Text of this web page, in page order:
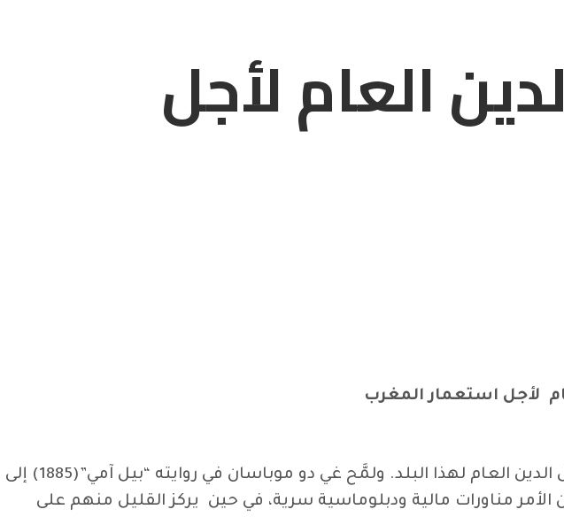
العام لأجل
لأجل استعمار المغرب
لقد بات معروفا على نطاق واسع، أن الحماية الفرنسية على المغرب تم كسبها بفضل الدين العام لهذا البلد. ولمَّح غي دو موباسان في روايته “بيل آمي”(1885) إلى
بأن الأمر مناورات مالية ودبلوماسية سرية، في حين يركز القليل منهم على